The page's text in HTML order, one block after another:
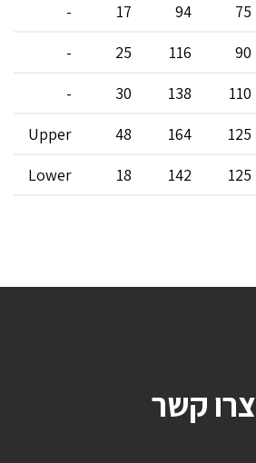
75
94
17
-
90
116
25
-
110
138
30
-
125
164
48
Upper
125
142
18
Lower
צרו קשר